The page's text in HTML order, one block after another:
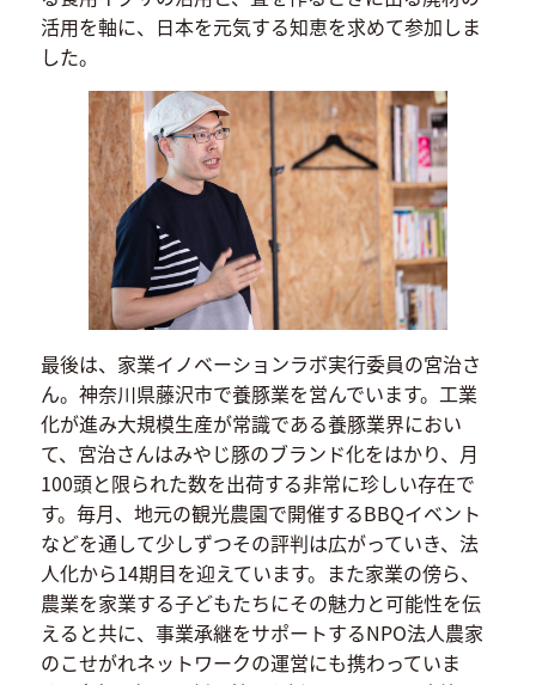
活用を軸に、日本を元気する知恵を求めて参加しま
した。
最後は、家業イノベーションラボ実行委員の宮治さ
ん。神奈川県藤沢市で養豚業を営んでいます。工業
化が進み大規模生産が常識である養豚業界におい
て、宮治さんはみやじ豚のブランド化をはかり、月
100頭と限られた数を出荷する非常に珍しい存在で
す。毎月、地元の観光農園で開催するBBQイベント
などを通して少しずつその評判は広がっていき、法
人化から14期目を迎えています。また家業の傍ら、
農業を家業する子どもたちにその魅力と可能性を伝
えると共に、事業承継をサポートするNPO法人農家
のこせがれネットワークの運営にも携わっていま